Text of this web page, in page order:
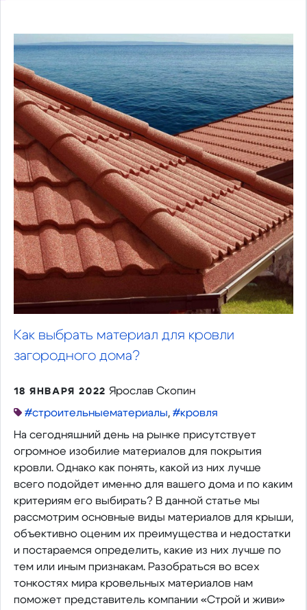
Как выбрать материал для кровли
загородного дома?
18 ЯНВАРЯ 2022 Ярослав Скопин
#строительныематериалы, #кровля
На сегодняшний день на рынке присутствует
огромное изобилие материалов для покрытия
кровли. Однако как понять, какой из них лучше
всего подойдет именно для вашего дома и по каким
критериям его выбирать? В данной статье мы
рассмотрим основные виды материалов для крыши,
объективно оценим их преимущества и недостатки
и постараемся определить, какие из них лучше по
тем или иным признакам. Разобраться во всех
тонкостях мира кровельных материалов нам
поможет представитель компании «Строй и живи»